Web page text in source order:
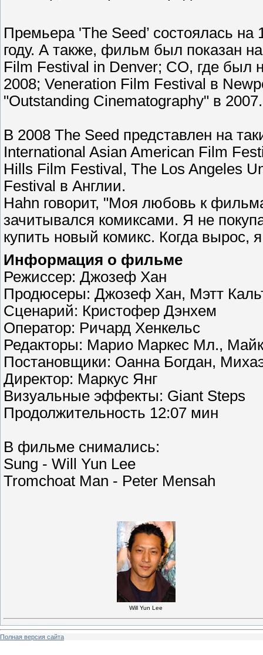
Премьера 'The Seed’ состоялась
году. А также, фильм был показан
Film Festival in Denver; CO, где был
2008; Veneration Film Festival в
"Outstanding Cinematography" в 2007.
В 2008 The Seed представлен на
International Asian American Film
Hills Film Festival, The Los Angeles
Festival в Англии.
Hahn говорит, "Моя любовь к
зачитывался комиксами. Я не
купить новый комикс. Когда вырос,
Информация о фильме
Режиссер: Джозеф Хан
Продюсеры: Джозеф Хан, Мэтт
Сценарий: Кристофер Дэнхем
Оператор: Ричард Хенкельс
Редакторы: Марио Маркес Мл.,
Постановщики: Оанна Богдан,
Директор: Маркус Янг
Визуальные эффекты: Giant Steps
Продолжительность 12:07 мин
В фильме снимались:
Sung - Will Yun Lee
Tromchoat Man - Peter Mensah
Will Yun Lee
Полная версия сайта